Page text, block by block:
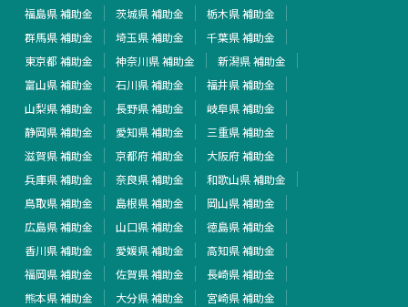
福島県 補助金
茨城県 補助金
栃木県 補助金
群馬県 補助金
埼玉県 補助金
千葉県 補助金
東京都 補助金
神奈川県 補助金
新潟県 補助金
富山県 補助金
石川県 補助金
福井県 補助金
山梨県 補助金
長野県 補助金
岐阜県 補助金
静岡県 補助金
愛知県 補助金
三重県 補助金
滋賀県 補助金
京都府 補助金
大阪府 補助金
兵庫県 補助金
奈良県 補助金
和歌山県 補助金
鳥取県 補助金
島根県 補助金
岡山県 補助金
広島県 補助金
山口県 補助金
徳島県 補助金
香川県 補助金
愛媛県 補助金
高知県 補助金
福岡県 補助金
佐賀県 補助金
長崎県 補助金
熊本県 補助金
大分県 補助金
宮崎県 補助金